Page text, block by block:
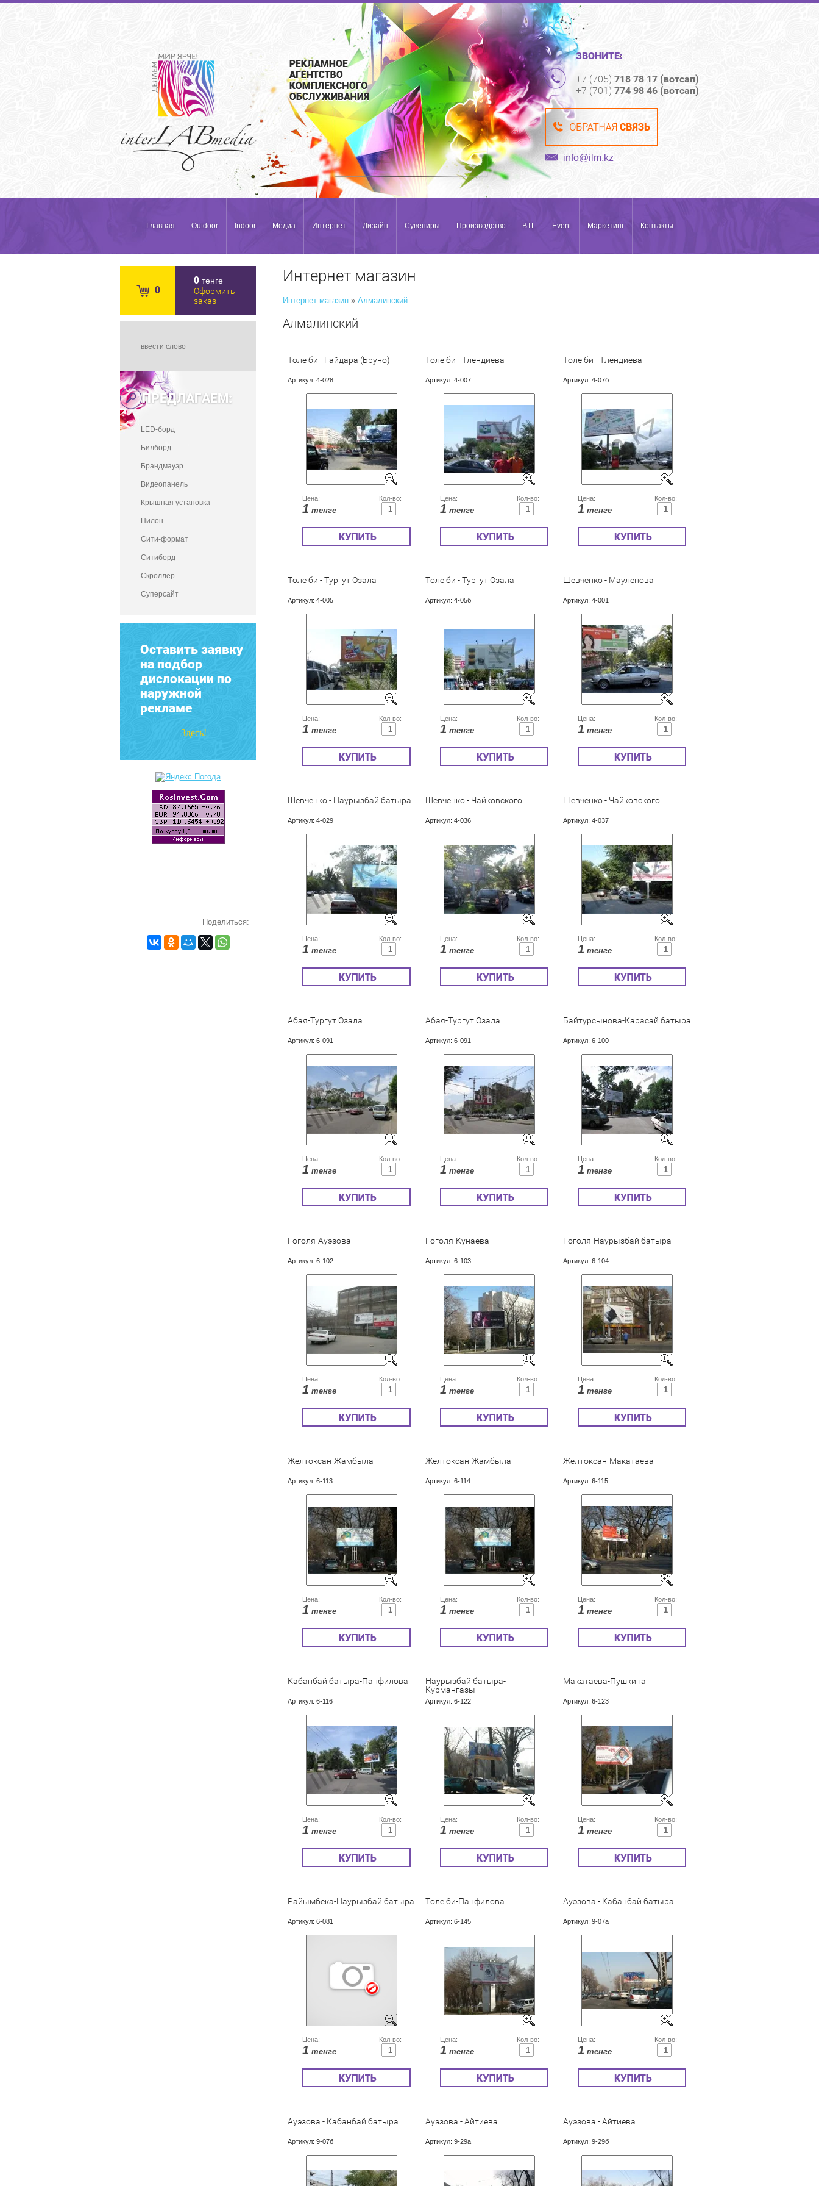
ЗВОНИТЕ:
+7 (705) 718 78 17 (вотсап)
+7 (701) 774 98 46 (вотсап)
info@ilm.kz
Главная Outdoor Indoor Медиа Интернет Дизайн Сувениры Производство BTL Event Маркетинг Контакты
0
0 тенге
Оформить
заказ
ПРЕДЛАГАЕМ:
LED-борд
Билборд
Брандмауэр
Видеопанель
Крышная установка
Пилон
Сити-формат
Ситиборд
Скроллер
Суперсайт
Оставить заявку
на подбор
дислокации по
наружной
рекламе
Здесь!
Поделиться:
Интернет магазин
Интернет магазин » Алмалинский
Алмалинский
Толе би - Гайдара (Бруно)
Артикул: 4-028
Цена:
1 тенге
Кол-во:
Толе би - Тлендиева
Артикул: 4-007
Цена:
1 тенге
Кол-во:
Толе би - Тлендиева
Артикул: 4-07б
Цена:
1 тенге
Кол-во:
Толе би - Тургут Озала
Артикул: 4-005
Цена:
1 тенге
Кол-во:
Толе би - Тургут Озала
Артикул: 4-05б
Цена:
1 тенге
Кол-во:
Шевченко - Мауленова
Артикул: 4-001
Цена:
1 тенге
Кол-во:
Шевченко - Наурызбай батыра
Артикул: 4-029
Цена:
1 тенге
Кол-во:
Шевченко - Чайковского
Артикул: 4-036
Цена:
1 тенге
Кол-во:
Шевченко - Чайковского
Артикул: 4-037
Цена:
1 тенге
Кол-во:
Абая-Тургут Озала
Артикул: 6-091
Цена:
1 тенге
Кол-во:
Абая-Тургут Озала
Артикул: 6-091
Цена:
1 тенге
Кол-во:
Байтурсынова-Карасай батыра
Артикул: 6-100
Цена:
1 тенге
Кол-во:
Гоголя-Ауэзова
Артикул: 6-102
Цена:
1 тенге
Кол-во:
Гоголя-Кунаева
Артикул: 6-103
Цена:
1 тенге
Кол-во:
Гоголя-Наурызбай батыра
Артикул: 6-104
Цена:
1 тенге
Кол-во:
Желтоксан-Жамбыла
Артикул: 6-113
Цена:
1 тенге
Кол-во:
Желтоксан-Жамбыла
Артикул: 6-114
Цена:
1 тенге
Кол-во:
Желтоксан-Макатаева
Артикул: 6-115
Цена:
1 тенге
Кол-во:
Кабанбай батыра-Панфилова
Артикул: 6-116
Цена:
1 тенге
Кол-во:
Наурызбай батыра-
Курмангазы
Артикул: 6-122
Цена:
1 тенге
Кол-во:
Макатаева-Пушкина
Артикул: 6-123
Цена:
1 тенге
Кол-во:
Райымбека-Наурызбай батыра
Артикул: 6-081
Цена:
1 тенге
Кол-во:
Толе би-Панфилова
Артикул: 6-145
Цена:
1 тенге
Кол-во:
Ауэзова - Кабанбай батыра
Артикул: 9-07а
Цена:
1 тенге
Кол-во:
Ауэзова - Кабанбай батыра
Артикул: 9-07б
Ауэзова - Айтиева
Артикул: 9-29а
Ауэзова - Айтиева
Артикул: 9-29б